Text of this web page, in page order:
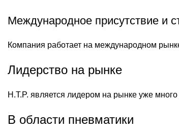
Международное присутствие и
Компания работает на международном
Лидерство на рынке
H.T.P. является лидером на рынке уже много
В области пневматики